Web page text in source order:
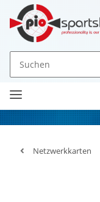
Netzwerkkarten